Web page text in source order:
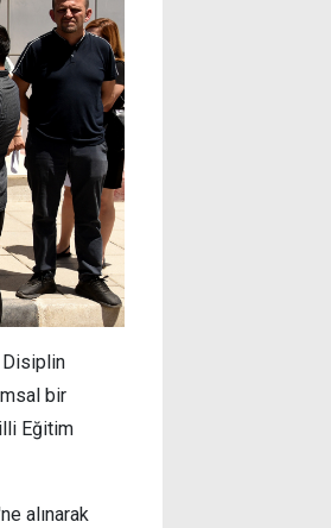
Disiplin
bir
Eğitim
alınarak